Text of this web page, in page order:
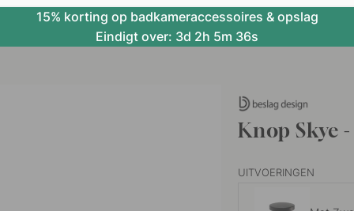
15% korting op badkameraccessoires & opslag
Eindigt over: 3d 2h 5m 35s
Knop Skye
UITVOERINGEN